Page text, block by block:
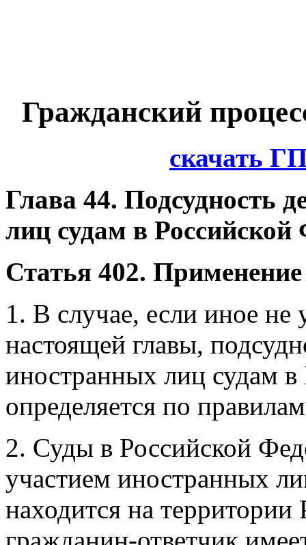
Гражданский
скачать
Глава 44. Подсудность
лиц судам в Российской
Статья 402.
1. В случае, если иное не
настоящей главы,
иностранных лиц судам
определяется по
2. Суды в Российской
участием иностранных
находится на